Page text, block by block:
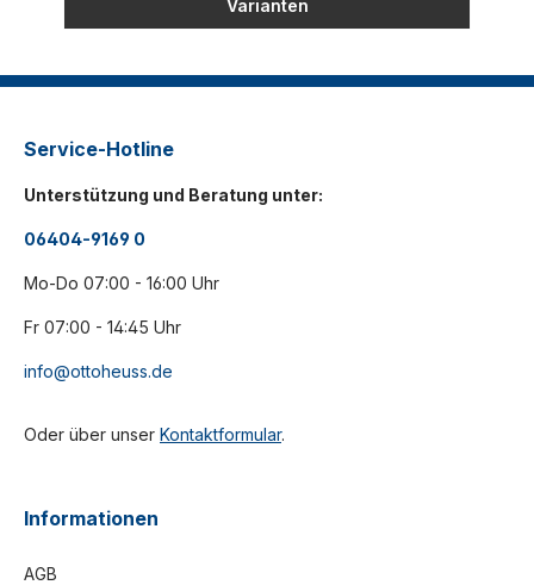
Varianten
Service-Hotline
Unterstützung und Beratung unter:
06404-9169 0
Mo-Do 07:00 - 16:00 Uhr
Fr 07:00 - 14:45 Uhr
info@ottoheuss.de
Oder über unser Kontaktformular.
Informationen
AGB